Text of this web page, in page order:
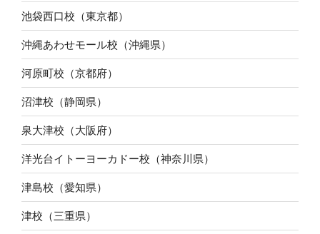
池袋西口校（東京都）
沖縄あわせモール校（沖縄県）
河原町校（京都府）
沼津校（静岡県）
泉大津校（大阪府）
洋光台イトーヨーカドー校（神奈川県）
津島校（愛知県）
津校（三重県）